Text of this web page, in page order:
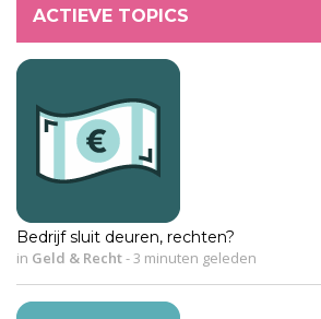
ACTIEVE TOPICS
Bedrijf sluit deuren, rechten?
in Geld & Recht-3 minuten geleden